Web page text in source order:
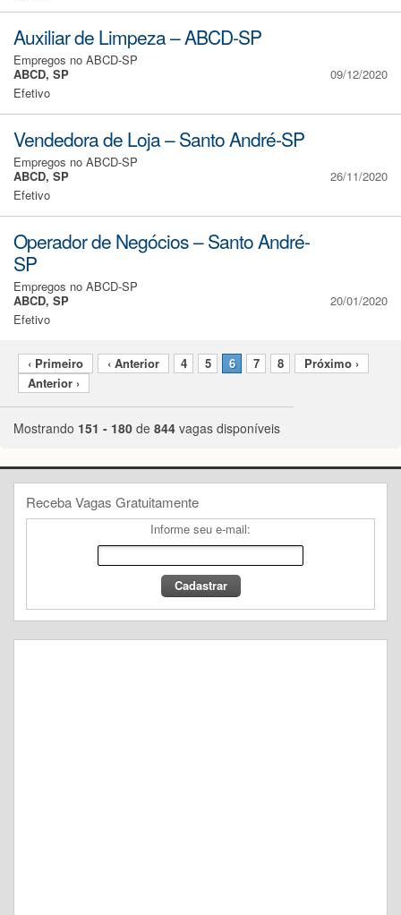
Auxiliar de Limpeza – ABCD-SP
Empregos no ABCD-SP
ABCD, SP
Efetivo
09/12/2020
Vendedora de Loja – Santo André-SP
Empregos no ABCD-SP
ABCD, SP
Efetivo
26/11/2020
Operador de Negócios – Santo André-
SP
Empregos no ABCD-SP
ABCD, SP
Efetivo
20/01/2020
‹ Primeiro ‹ Anterior 4 5 6 7 8
Próximo ›
Anterior ›
Mostrando 151 - 180 de 844 vagas disponíveis
Receba Vagas Gratuitamente
Informe seu e-mail: